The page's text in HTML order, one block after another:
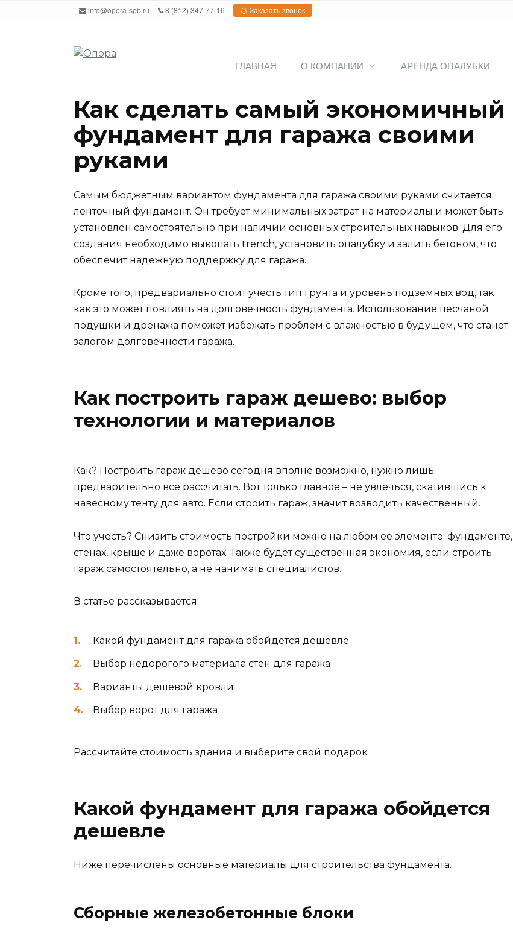
info@opora-spb.ru 8 (812) 347-77-16 Заказать звонок
ГЛАВНАЯ О КОМПАНИИ АРЕНДА ОПАЛУБКИ
Как сделать самый экономичный
фундамент для гаража своими
руками
Самым бюджетным вариантом фундамента для гаража своими руками считается
ленточный фундамент. Он требует минимальных затрат на материалы и может быть
установлен самостоятельно при наличии основных строительных навыков. Для его
создания необходимо выкопать trench, установить опалубку и залить бетоном, что
обеспечит надежную поддержку для гаража.
Кроме того, предвариально стоит учесть тип грунта и уровень подземных вод, так
как это может повлиять на долговечность фундамента. Использование песчаной
подушки и дренажа поможет избежать проблем с влажностью в будущем, что станет
залогом долговечности гаража.
Как построить гараж дешево: выбор
технологии и материалов
Как? Построить гараж дешево сегодня вполне возможно, нужно лишь
предварительно все рассчитать. Вот только главное – не увлечься, скатившись к
навесному тенту для авто. Если строить гараж, значит возводить качественный.
Что учесть? Снизить стоимость постройки можно на любом ее элементе: фундаменте,
стенах, крыше и даже воротах. Также будет существенная экономия, если строить
гараж самостоятельно, а не нанимать специалистов.
В статье рассказывается:
Какой фундамент для гаража обойдется дешевле
Выбор недорогого материала стен для гаража
Варианты дешевой кровли
Выбор ворот для гаража
Рассчитайте стоимость здания и выберите свой подарок
Какой фундамент для гаража обойдется
дешевле
Ниже перечислены основные материалы для строительства фундамента.
Сборные железобетонные блоки